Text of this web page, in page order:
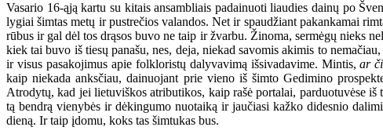
Vasario 16-ąją kartu su kitais ansambliais padainuoti liaudies dainų po
lygiai šimtas metų ir pustrečios valandos. Net ir spaudžiant pakankamai
rūbus ir gal dėl tos drąsos buvo ne taip ir žvarbu. Žinoma, sermėgų nieks
kiek tai buvo iš tiesų panašu, nes, deja, niekad savomis akimis to
ir visus pasakojimus apie folkloristų dalyvavimą išsivadavime. Mintis,ar
kaip niekada anksčiau, dainuojant prie vieno iš šimto Gedimino
Atrodytų, kad jei lietuviškos atributikos, kaip rašė portalai, parduotuvėse
tą bendrą vienybės ir dėkingumo nuotaiką ir jaučiasi kažko didesnio
dieną. Ir taip įdomu, koks tas šimtukas bus.